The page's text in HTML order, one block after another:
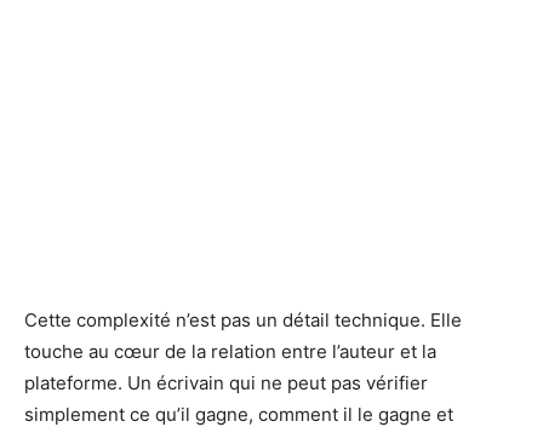
Cette complexité n’est pas un détail technique. Elle
touche au cœur de la relation entre l’auteur et la
plateforme. Un écrivain qui ne peut pas vérifier
simplement ce qu’il gagne, comment il le gagne et